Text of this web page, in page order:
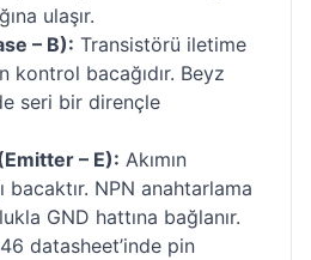
ulaşır.
– B): Transistörü iletime
kontrol bacağıdır. Beyz
seri bir dirençle
– E): Akımın
bacaktır. NPN anahtarlama
GND hattına bağlanır.
datasheet’inde pin